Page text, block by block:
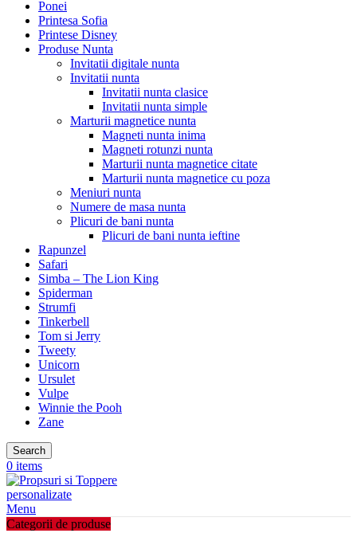
Ponei
Printesa Sofia
Printese Disney
Produse Nunta
Invitatii digitale nunta
Invitatii nunta
Invitatii nunta clasice
Invitatii nunta simple
Marturii magnetice nunta
Magneti nunta inima
Magneti rotunzi nunta
Marturii nunta magnetice citate
Marturii nunta magnetice cu poza
Meniuri nunta
Numere de masa nunta
Plicuri de bani nunta
Plicuri de bani nunta ieftine
Rapunzel
Safari
Simba – The Lion King
Spiderman
Strumfi
Tinkerbell
Tom si Jerry
Tweety
Unicorn
Ursulet
Vulpe
Winnie the Pooh
Zane
Search
0 items
Menu
Categorii de produse